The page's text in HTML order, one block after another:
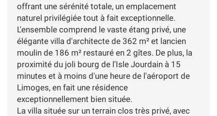
offrant une sérénité totale, un emplacement
naturel privilégiée tout à fait exceptionnelle.
L'ensemble comprend le vaste étang privé, une
élégante villa d'architecte de 362 m² et lancien
moulin de 186 m² restauré en 2 gîtes. De plus, la
proximité du joli bourg de l'Isle Jourdain à 15
minutes et à moins d'une heure de l'aéroport de
Limoges, en fait une résidence
exceptionnellement bien située.
La villa située sur un terrain clos très privé, avec